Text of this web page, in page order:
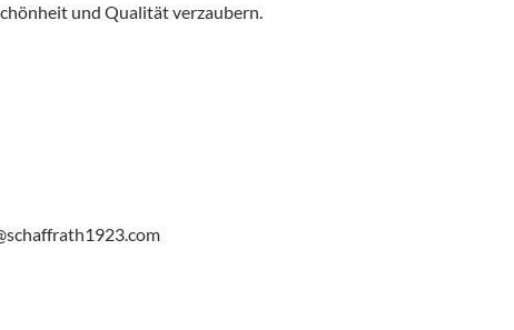
und Qualität verzaubern.